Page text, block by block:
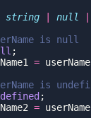
string null
= userName
= userName